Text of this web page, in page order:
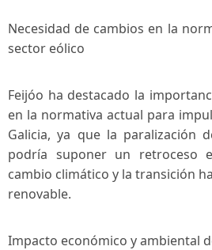
Necesidad de cambios en la normativa para impulsar el
sector eólico
Feijóo ha destacado la ⁤importancia de realizar cambios
en la normativa actual para
Galicia, ya ⁤que la⁣ paralización
podría suponer un retroceso
cambio climático​ y la transición
renovable.
Impacto económico y ambiental ⁢de la paralización de los